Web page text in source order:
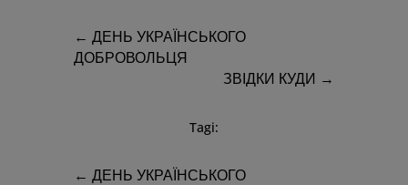
← ДЕНЬ УКРАЇНСЬКОГО
ДОБРОВОЛЬЦЯ
ЗВІДКИ КУДИ →
Tagi:
← ДЕНЬ УКРАЇНСЬКОГО